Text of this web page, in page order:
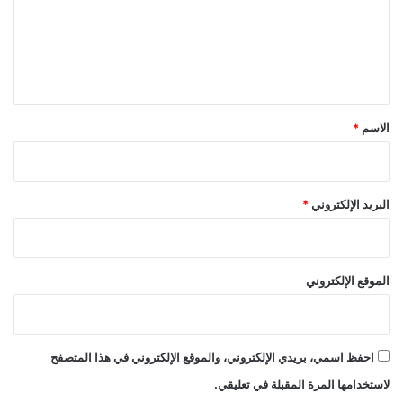
*
الاسم *
البريد الإلكتروني *
الموقع الإلكتروني
احفظ اسمي، بريدي الإلكتروني، والموقع الإلكتروني في هذا المتصفح
لاستخدامها المرة المقبلة في تعليقي.